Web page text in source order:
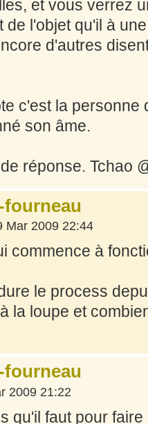
et vous verrez
de l'objet qu'il à
d'autres
c'est la personne
son âme.
réponse. Tchao
fourneau
Mar 2009 22:44
commence à
le process
la loupe et
fourneau
2009 21:22
qu'il faut pour